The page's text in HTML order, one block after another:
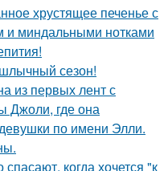
хрустящее печенье с
миндальными нотками
сезон!
из первых лент с
Джоли, где она
по имени Элли.
когда хочется "к